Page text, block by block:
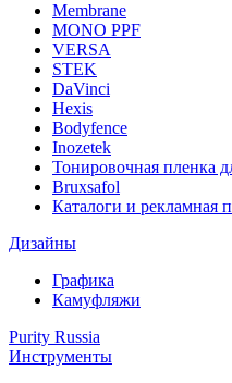
Membrane
MONO PPF
VERSA
STEK
DaVinci
Hexis
Bodyfence
Inozetek
Тонировочная пленка
Bruxsafol
Каталоги и рекламная
Дизайны
Графика
Камуфляжи
Purity Russia
Инструменты